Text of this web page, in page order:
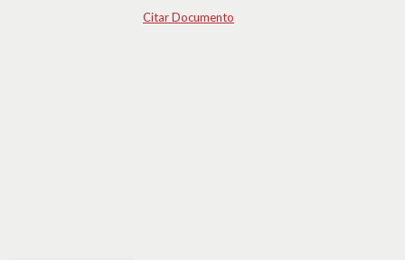
Citar Documento